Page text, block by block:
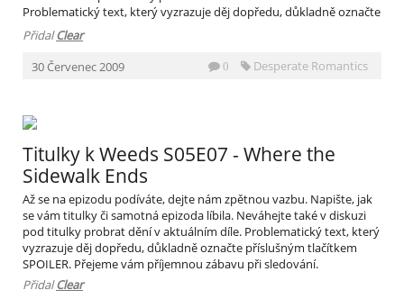
30 Červenec2009
Problematický text, který vyzrazuje děj dopředu, důkladně označte
příslušným tlačítkem SPOILER. Přejeme vám příjemnou zábavu při
sledování.
PřidalClear
0 Desperate Romantics
Titulky k Weeds S05E07 - Where the
Sidewalk Ends
Až se na epizodu podíváte, dejte nám zpětnou vazbu. Napište, jak
se vám titulky či samotná epizoda líbila. Neváhejte také v diskuzi
pod titulky probrat dění v aktuálním díle. Problematický text, který
vyzrazuje děj dopředu, důkladně označte příslušným tlačítkem
SPOILER. Přejeme vám příjemnou zábavu při sledování.
PřidalClear